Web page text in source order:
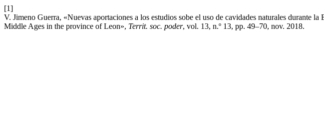
[1]
V. Jimeno Guerra, «Nuevas aportaciones a los estudios sobe el uso de cavidades naturales
Middle Ages in the province of Leon», Territ. soc. poder, vol. 13, n.º 13, pp. 49–70, nov. 2018.